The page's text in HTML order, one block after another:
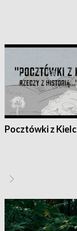
Pocztówki z Kielc